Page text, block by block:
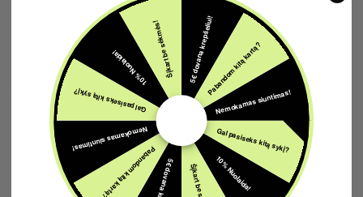
Naudojant su suderinamais įrenginiais, formulė palaiko
stabilią kaitinimo galvutės veiklą ir tolygų skonio
Profesionalo Patarimas
Jei esate naujokas stipraus nikotino srityje, darykite
trumpus, kontroliuojamus įtraukimus ir palikite laiko
tarp jų. Naudojant žemo galingumo MTL įrenginį,
5€ dovana krepšeliui!Pabandom kitą kartą?
Nemokamas siuntimas!
Gal pasiseks kitą sykį?
10% Nuolaida!
Pabandom kitą kartą?
Nemokamas siuntimas!
Gal pasiseks kitą sykį?
10% Nuolaida!Šįkart be sėkmės!